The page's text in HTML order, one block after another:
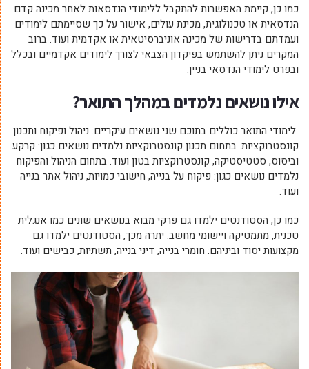
כמו כן, קיימת האפשרות להתקבל ללימודי הנדסאות לאחר מכינה קדם
הנדסאית או טכנולוגית, מכינת עולים, אישור על כך שסיימתם לימודים
ועמדתם בדרישות של מכינה אוניברסיטאית או אקדמית ועוד. ברוב
המקרים ניתן להשתמש בפיקדון הצבאי לצורך לימודים אקדמיים ובכלל
ובפרט לימודי הנדסאי בניין.
אילו נושאים נלמדים במהלך התואר?
לימודי התואר כוללים בתוכם שני נושאים עיקריים: ניהול ופיקוח ותכנון
קונסטרוקציות. בתחום תכנון קונסטרוקציות נלמדים נושאים כגון: קרקע
וביסוס, סטטיסטיקה, קונסטרוקציות בטון ועוד. בתחום הניהול והפיקוח
נלמדים נושאים כגון: פיקוח על בנייה, חישובי כמויות, ניהול אתר בנייה
ועוד.
כמו כן, הסטודנטים ילמדו גם פרקי מבוא בנושאים שונים כמו אנגלית
טכנית, מתמטיקה ויישומי מחשב. יתרה מכך, הסטודנטים ילמדו גם
מקצועות יסוד וביניהם: חומרי בנייה, דיני בנייה, תשתיות, כבישים ועוד.